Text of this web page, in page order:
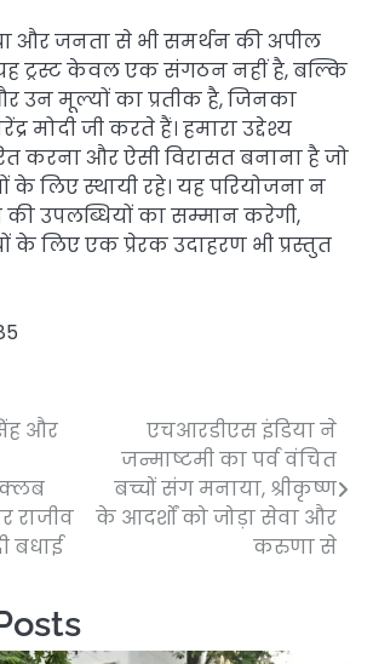
और जनता से भी समर्थन की अपील
ट्रस्ट केवल एक संगठन नहीं है, बल्कि
उन मूल्यों का प्रतीक है, जिनका
मोदी जी करते हैं। हमारा उद्देश्य
करना और ऐसी विरासत बनाना है जो
के लिए स्थायी रहे। यह परियोजना न
की उपलब्धियों का सम्मान करेगी,
के लिए एक प्रेरक उदाहरण भी प्रस्तुत
और
राजीव
बधाई
एचआरडीएस इंडिया ने
जन्माष्टमी का पर्व वंचित
बच्चों संग मनाया, श्रीकृष्ण
के आदर्शों को जोड़ा सेवा और
करुणा से